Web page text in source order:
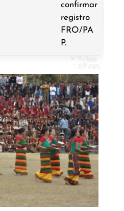
confirmar
registro
FRO/PA
P.